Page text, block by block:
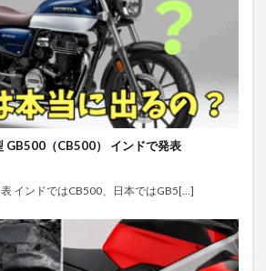
GB500（CB500） インドで発表
インドではCB500、日本ではGB5[…]